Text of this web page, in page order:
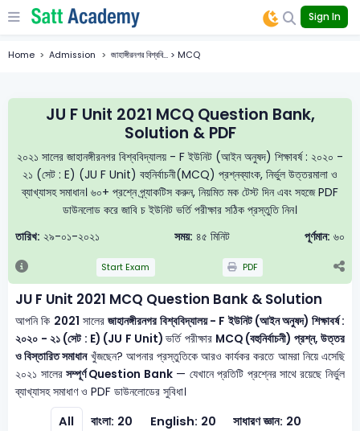
Sign In
Home Admission জাহাঙ্গীরনগর বিশ্ববি... > MCQ
JU F Unit 2021 MCQ Question Bank,
Solution & PDF
২০২১ সালের জাহানঙ্গীরনগর বিশ্ববিদ্যালয় - F ইউনিট (আইন অনুষদ) শিক্ষাবর্ষ : ২০২০ -
২১ (সেট : E) (JU F Unit) বহুনির্বাচনী(MCQ) প্রশ্নব্যাংক, নির্ভুল উত্তরমালা ও
ব্যাখ্যাসহ সমাধান। ৬০+ প্রশ্নে প্র্যাকটিস করুন, নিয়মিত মক টেস্ট দিন এবং সহজে PDF
ডাউনলোড করে জাবি চ ইউনিট ভর্তি পরীক্ষার সঠিক প্রস্তুতি নিন।
তারিখ: ২৯-০১-২০২১ সময়: ৪৫ মিনিট পূর্ণমান: ৬০
Start Exam PDF
JU F Unit 2021 MCQ Question Bank & Solution
আপনি কি 2021 সালেরজাহানঙ্গীরনগর বিশ্ববিদ্যালয় - F ইউনিট (আইন অনুষদ) শিক্ষাবর্ষ :
২০২০ - ২১ (সেট : E) (JU F Unit)ভর্তি পরীক্ষার MCQ (বহুনির্বাচনী) প্রশ্ন, উত্তর
ও বিস্তারিত সমাধানখুঁজছেন? আপনার প্রস্তুতিকে আরও কার্যকর করতে আমরা নিয়ে এসেছি
২০২১ সালেরসম্পূর্ণ Question Bank— যেখানে প্রতিটি প্রশ্নের সাথে রয়েছে নির্ভুল
ব্যাখ্যাসহ সমাধাণ ও PDF ডাউনলোডের সুবিধা।
All বাংলা: 20 English: 20 সাধারণ জ্ঞান: 20